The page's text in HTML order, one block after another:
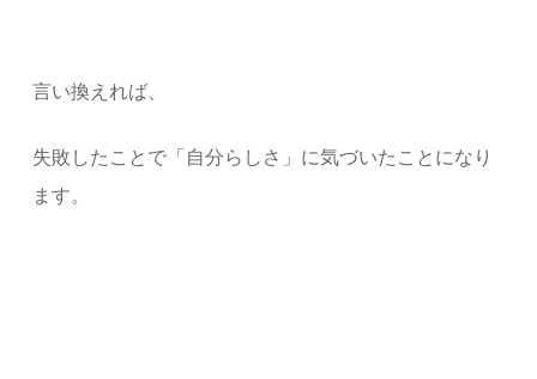
言い換えれば、
失敗したことで「自分らしさ」に気づいたことになり
ます。